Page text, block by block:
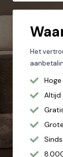
Het
Altijd